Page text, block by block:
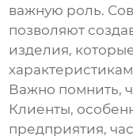
важную роль.
позволяют
изделия,
Важно помнить,
Клиенты,
предприятия,